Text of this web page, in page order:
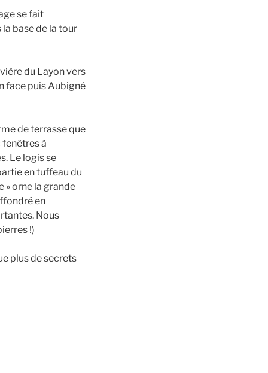
se fait
base de la tour
du Layon vers
face puis Aubigné
de terrasse que
fenêtres à
Le logis se
en tuffeau du
» orne la grande
en
Nous
!)
plus de secrets